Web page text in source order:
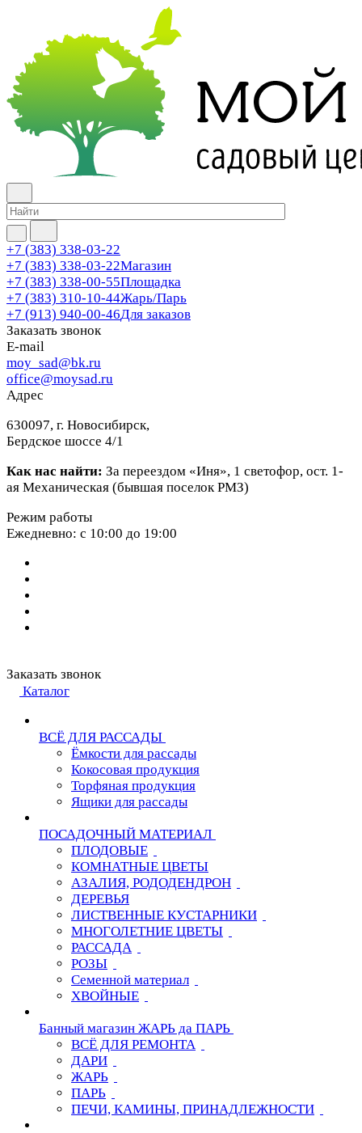
+7 (383) 338-03-22
+7 (383) 338-03-22Магазин
+7 (383) 338-00-55Площадка
+7 (383) 310-10-44Жарь/Парь
+7 (913) 940-00-46Для заказов
Заказать звонок
E-mail
moy_sad@bk.ru
office@moysad.ru
Адрес
630097, г. Новосибирск,
Бердское шоссе 4/1
Как нас найти: За переездом «Иня», 1 светофор, ост. 1-
ая Механическая (бывшая поселок РМЗ)
Режим работы
Ежедневно: с 10:00 до 19:00
Заказать звонок
Каталог
ВСЁ ДЛЯ РАССАДЫ
Ёмкости для рассады
Кокосовая продукция
Торфяная продукция
Ящики для рассады
ПОСАДОЧНЫЙ МАТЕРИАЛ
ПЛОДОВЫЕ
КОМНАТНЫЕ ЦВЕТЫ
АЗАЛИЯ, РОДОДЕНДРОН
ДЕРЕВЬЯ
ЛИСТВЕННЫЕ КУСТАРНИКИ
МНОГОЛЕТНИЕ ЦВЕТЫ
РАССАДА
РОЗЫ
Семенной материал
ХВОЙНЫЕ
Банный магазин ЖАРЬ да ПАРЬ
ВСЁ ДЛЯ РЕМОНТА
ДАРИ
ЖАРЬ
ПАРЬ
ПЕЧИ, КАМИНЫ, ПРИНАДЛЕЖНОСТИ